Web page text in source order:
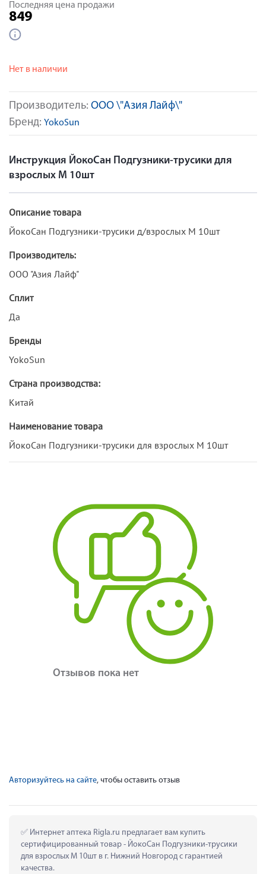
Производитель: ООО \"Азия Лайф\"
Бренд: YokoSun
Последняя цена продажи
849
Нет в наличии
Инструкция ЙокоСан Подгузники-трусики для
взрослых M 10шт
Описание товара
ЙокоСан Подгузники-трусики д/взрослых M 10шт
Производитель:
ООО "Азия Лайф"
Сплит
Да
Бренды
YokoSun
Страна производства:
Китай
Наименование товара
ЙокоСан Подгузники-трусики для взрослых M 10шт
Отзывов пока нет
Авторизуйтесь на сайте, чтобы оставить отзыв
Интернет аптека Rigla.ru предлагает вам купить
сертифицированный товар - ЙокоСан Подгузники-трусики
для взрослых M 10шт в г. Нижний Новгород с гарантией
качества.